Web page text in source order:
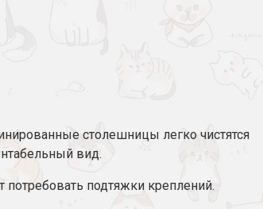
столешницы легко чистятся
вид.
подтяжки креплений.